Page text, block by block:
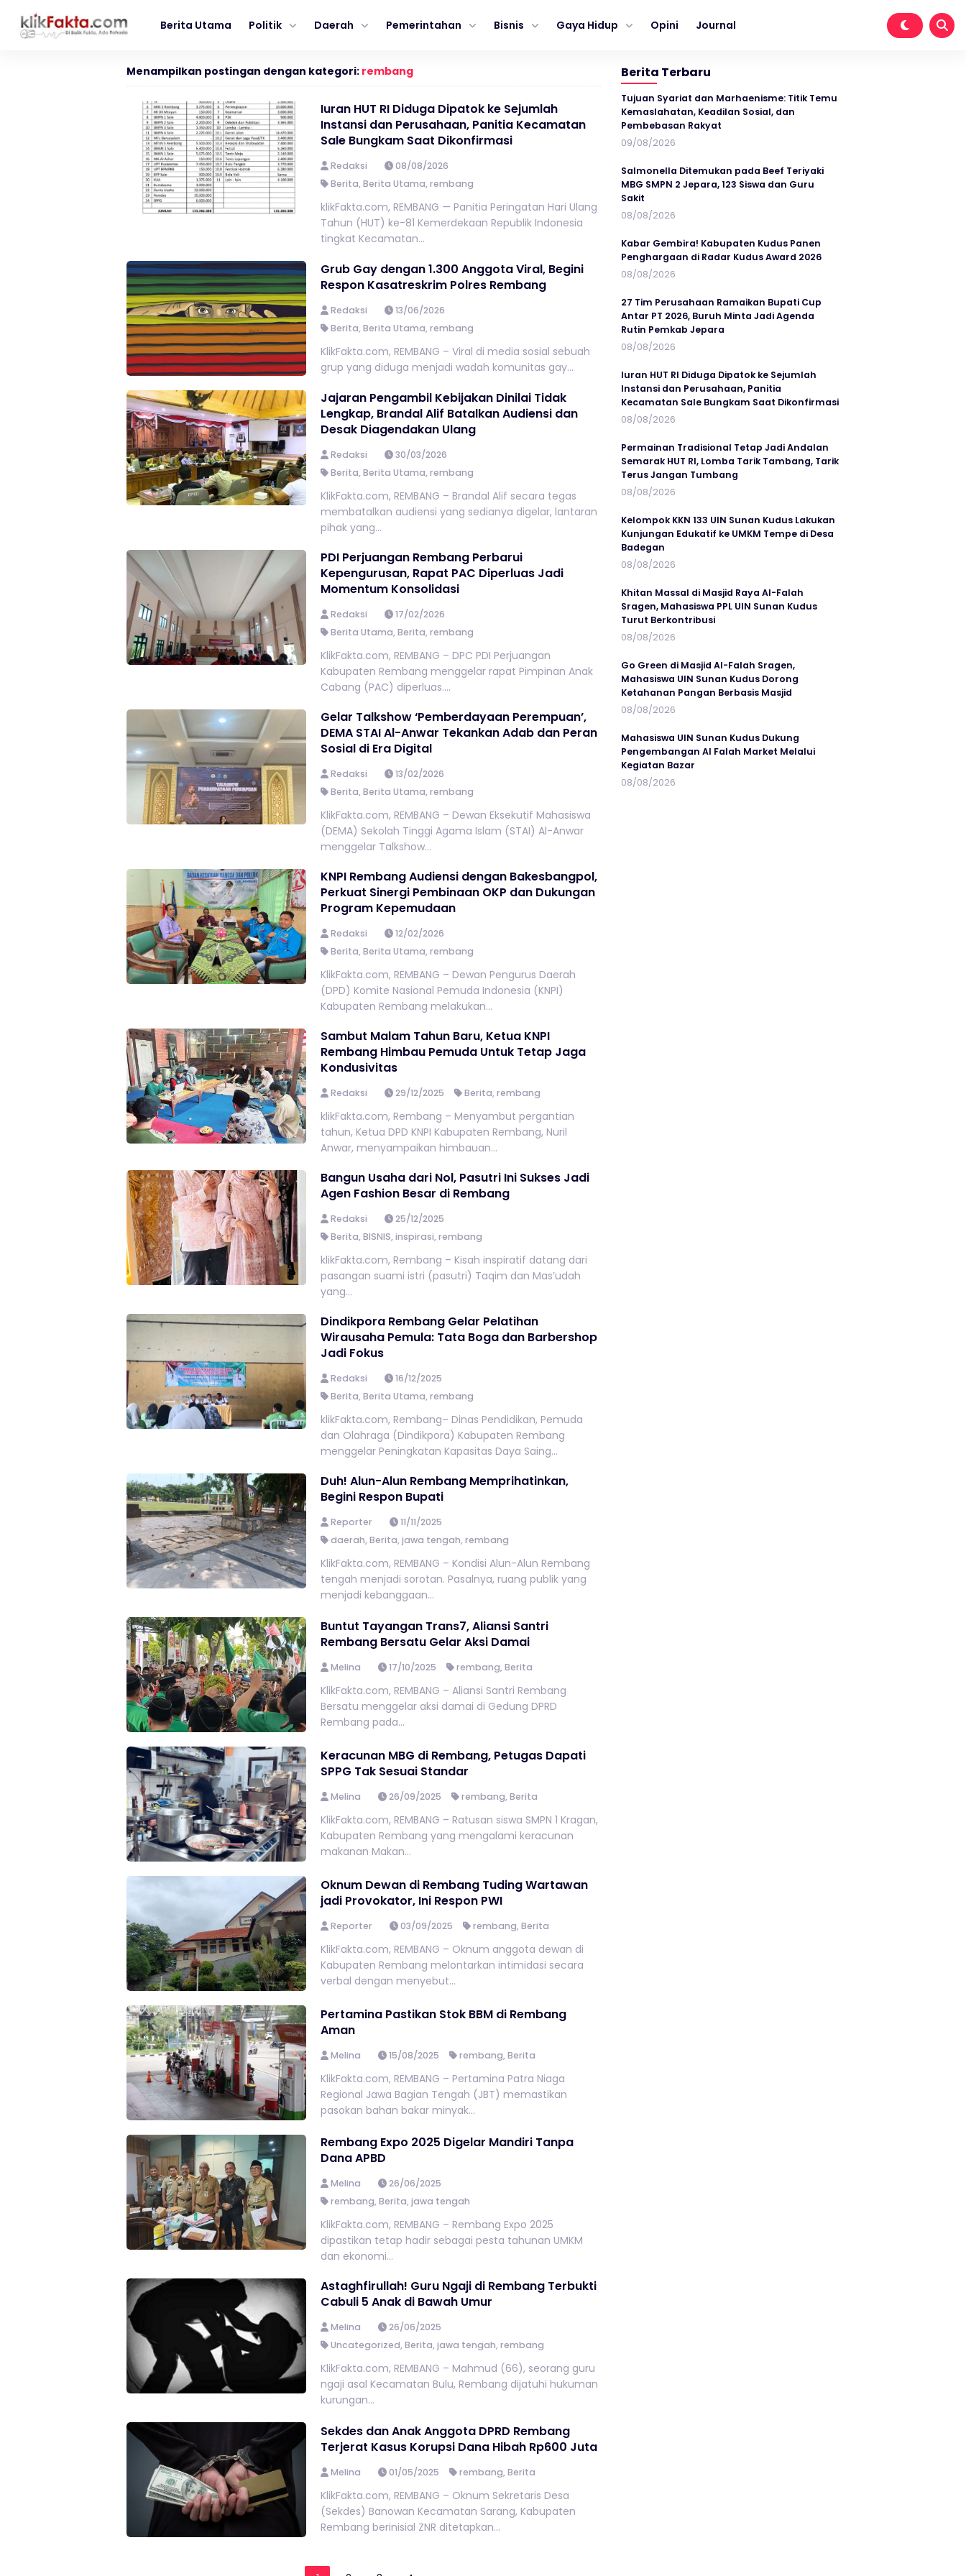
Berita Utama Politik Daerah Pemerintahan Bisnis Gaya Hidup Opini Journal
Menampilkan postingan dengan kategori: rembang
Iuran HUT RI Diduga Dipatok ke Sejumlah
Instansi dan Perusahaan, Panitia Kecamatan
Sale Bungkam Saat Dikonfirmasi
Redaksi
08/08/2026
Berita, Berita Utama, rembang
klikFakta.com, REMBANG — Panitia Peringatan Hari Ulang
Tahun (HUT) ke-81 Kemerdekaan Republik Indonesia
tingkat Kecamatan...
Grub Gay dengan 1.300 Anggota Viral, Begini
Respon Kasatreskrim Polres Rembang
Redaksi
13/06/2026
Berita, Berita Utama, rembang
KlikFakta.com, REMBANG – Viral di media sosial sebuah
grup yang diduga menjadi wadah komunitas gay...
Jajaran Pengambil Kebijakan Dinilai Tidak
Lengkap, Brandal Alif Batalkan Audiensi dan
Desak Diagendakan Ulang
Redaksi
30/03/2026
Berita, Berita Utama, rembang
KlikFakta.com, REMBANG – Brandal Alif secara tegas
membatalkan audiensi yang sedianya digelar, lantaran
pihak yang...
PDI Perjuangan Rembang Perbarui
Kepengurusan, Rapat PAC Diperluas Jadi
Momentum Konsolidasi
Redaksi
17/02/2026
Berita Utama, Berita, rembang
KlikFakta.com, REMBANG – DPC PDI Perjuangan
Kabupaten Rembang menggelar rapat Pimpinan Anak
Cabang (PAC) diperluas....
Gelar Talkshow ‘Pemberdayaan Perempuan’,
DEMA STAI Al-Anwar Tekankan Adab dan Peran
Sosial di Era Digital
Redaksi
13/02/2026
Berita, Berita Utama, rembang
KlikFakta.com, REMBANG – Dewan Eksekutif Mahasiswa
(DEMA) Sekolah Tinggi Agama Islam (STAI) Al-Anwar
menggelar Talkshow...
KNPI Rembang Audiensi dengan Bakesbangpol,
Perkuat Sinergi Pembinaan OKP dan Dukungan
Program Kepemudaan
Redaksi
12/02/2026
Berita, Berita Utama, rembang
KlikFakta.com, REMBANG – Dewan Pengurus Daerah
(DPD) Komite Nasional Pemuda Indonesia (KNPI)
Kabupaten Rembang melakukan...
Sambut Malam Tahun Baru, Ketua KNPI
Rembang Himbau Pemuda Untuk Tetap Jaga
Kondusivitas
Redaksi 29/12/2025 Berita,rembang
klikFakta.com, Rembang – Menyambut pergantian
tahun, Ketua DPD KNPI Kabupaten Rembang, Nuril
Anwar, menyampaikan himbauan...
Bangun Usaha dari Nol, Pasutri Ini Sukses Jadi
Agen Fashion Besar di Rembang
Redaksi
25/12/2025
Berita, BISNIS, inspirasi, rembang
klikFakta.com, Rembang – Kisah inspiratif datang dari
pasangan suami istri (pasutri) Taqim dan Mas’udah
yang...
Dindikpora Rembang Gelar Pelatihan
Wirausaha Pemula: Tata Boga dan Barbershop
Jadi Fokus
Redaksi
16/12/2025
Berita, Berita Utama, rembang
klikFakta.com, Rembang– Dinas Pendidikan, Pemuda
dan Olahraga (Dindikpora) Kabupaten Rembang
menggelar Peningkatan Kapasitas Daya Saing...
Duh! Alun-Alun Rembang Memprihatinkan,
Begini Respon Bupati
Reporter
11/11/2025
daerah, Berita, jawa tengah, rembang
KlikFakta.com, REMBANG – Kondisi Alun-Alun Rembang
tengah menjadi sorotan. Pasalnya, ruang publik yang
menjadi kebanggaan...
Buntut Tayangan Trans7, Aliansi Santri
Rembang Bersatu Gelar Aksi Damai
Melina 17/10/2025 rembang,Berita
KlikFakta.com, REMBANG – Aliansi Santri Rembang
Bersatu menggelar aksi damai di Gedung DPRD
Rembang pada...
Keracunan MBG di Rembang, Petugas Dapati
SPPG Tak Sesuai Standar
Melina 26/09/2025 rembang,Berita
KlikFakta.com, REMBANG – Ratusan siswa SMPN 1 Kragan,
Kabupaten Rembang yang mengalami keracunan
makanan Makan...
Oknum Dewan di Rembang Tuding Wartawan
jadi Provokator, Ini Respon PWI
Reporter 03/09/2025 rembang,Berita
KlikFakta.com, REMBANG – Oknum anggota dewan di
Kabupaten Rembang melontarkan intimidasi secara
verbal dengan menyebut...
Pertamina Pastikan Stok BBM di Rembang
Aman
Melina 15/08/2025 rembang,Berita
KlikFakta.com, REMBANG – Pertamina Patra Niaga
Regional Jawa Bagian Tengah (JBT) memastikan
pasokan bahan bakar minyak...
Rembang Expo 2025 Digelar Mandiri Tanpa
Dana APBD
Melina
26/06/2025
rembang, Berita, jawa tengah
KlikFakta.com, REMBANG – Rembang Expo 2025
dipastikan tetap hadir sebagai pesta tahunan UMKM
dan ekonomi...
Astaghfirullah! Guru Ngaji di Rembang Terbukti
Cabuli 5 Anak di Bawah Umur
Melina
26/06/2025
Uncategorized, Berita, jawa tengah, rembang
KlikFakta.com, REMBANG – Mahmud (66), seorang guru
ngaji asal Kecamatan Bulu, Rembang dijatuhi hukuman
kurungan...
Sekdes dan Anak Anggota DPRD Rembang
Terjerat Kasus Korupsi Dana Hibah Rp600 Juta
Melina 01/05/2025 rembang,Berita
KlikFakta.com, REMBANG – Oknum Sekretaris Desa
(Sekdes) Banowan Kecamatan Sarang, Kabupaten
Rembang berinisial ZNR ditetapkan...
Berita Terbaru
Tujuan Syariat dan Marhaenisme: Titik Temu
Kemaslahatan, Keadilan Sosial, dan
Pembebasan Rakyat
09/08/2026
Salmonella Ditemukan pada Beef Teriyaki
MBG SMPN 2 Jepara, 123 Siswa dan Guru
Sakit
08/08/2026
Kabar Gembira! Kabupaten Kudus Panen
Penghargaan di Radar Kudus Award 2026
08/08/2026
27 Tim Perusahaan Ramaikan Bupati Cup
Antar PT 2026, Buruh Minta Jadi Agenda
Rutin Pemkab Jepara
08/08/2026
Iuran HUT RI Diduga Dipatok ke Sejumlah
Instansi dan Perusahaan, Panitia
Kecamatan Sale Bungkam Saat Dikonfirmasi
08/08/2026
Permainan Tradisional Tetap Jadi Andalan
Semarak HUT RI, Lomba Tarik Tambang, Tarik
Terus Jangan Tumbang
08/08/2026
Kelompok KKN 133 UIN Sunan Kudus Lakukan
Kunjungan Edukatif ke UMKM Tempe di Desa
Badegan
08/08/2026
Khitan Massal di Masjid Raya Al-Falah
Sragen, Mahasiswa PPL UIN Sunan Kudus
Turut Berkontribusi
08/08/2026
Go Green di Masjid Al-Falah Sragen,
Mahasiswa UIN Sunan Kudus Dorong
Ketahanan Pangan Berbasis Masjid
08/08/2026
Mahasiswa UIN Sunan Kudus Dukung
Pengembangan Al Falah Market Melalui
Kegiatan Bazar
08/08/2026